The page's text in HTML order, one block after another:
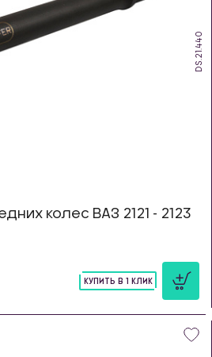
DS.21.440
колес ВАЗ 2121 - 2123
КУПИТЬ В 1 КЛИК